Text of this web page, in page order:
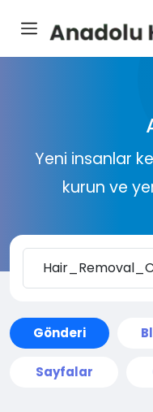
Yeni insanlar
kurun ve
Gönderi
Sayfalar